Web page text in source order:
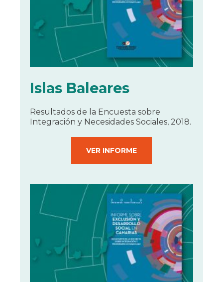
Islas Baleares
Resultados de la Encuesta sobre
Integración y Necesidades Sociales, 2018.
VER INFORME